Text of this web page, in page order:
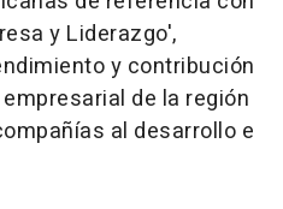
y Liderazgo',
y contribución
de la región
al desarrollo e